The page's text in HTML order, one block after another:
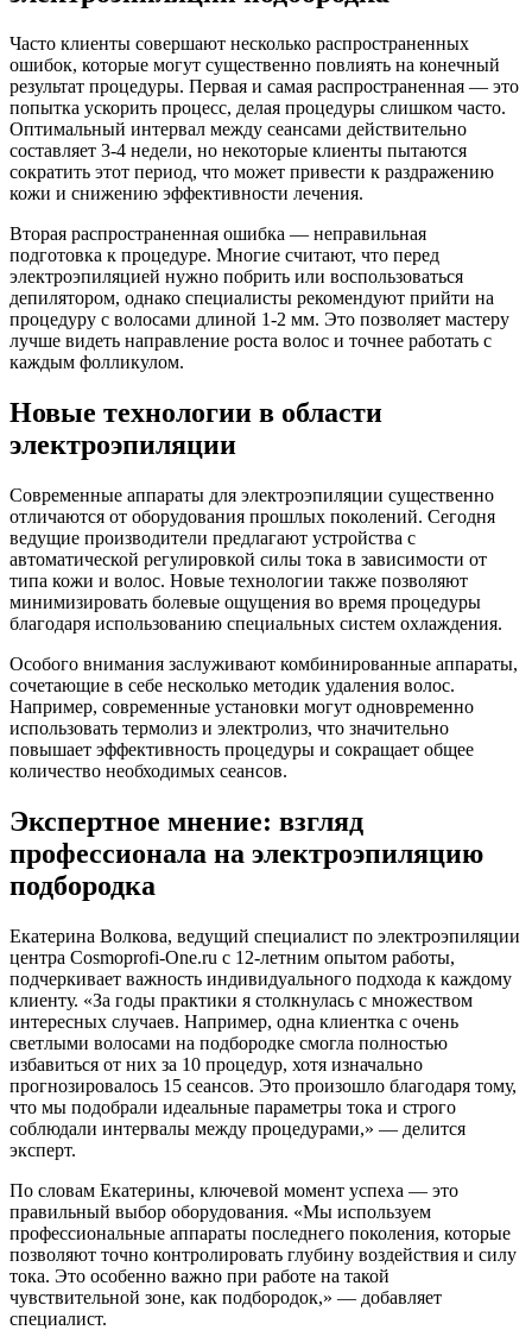
Часто клиенты совершают несколько распространенных
ошибок, которые могут существенно повлиять на конечный
результат процедуры. Первая и самая распространенная — это
попытка ускорить процесс, делая процедуры слишком часто.
Оптимальный интервал между сеансами действительно
составляет 3-4 недели, но некоторые клиенты пытаются
сократить этот период, что может привести к раздражению
кожи и снижению эффективности лечения.
Вторая распространенная ошибка — неправильная
подготовка к процедуре. Многие считают, что перед
электроэпиляцией нужно побрить или воспользоваться
депилятором, однако специалисты рекомендуют прийти на
процедуру с волосами длиной 1-2 мм. Это позволяет мастеру
лучше видеть направление роста волос и точнее работать с
каждым фолликулом.
Новые технологии в области
электроэпиляции
Современные аппараты для электроэпиляции существенно
отличаются от оборудования прошлых поколений. Сегодня
ведущие производители предлагают устройства с
автоматической регулировкой силы тока в зависимости от
типа кожи и волос. Новые технологии также позволяют
минимизировать болевые ощущения во время процедуры
благодаря использованию специальных систем охлаждения.
Особого внимания заслуживают комбинированные аппараты,
сочетающие в себе несколько методик удаления волос.
Например, современные установки могут одновременно
использовать термолиз и электролиз, что значительно
повышает эффективность процедуры и сокращает общее
количество необходимых сеансов.
Экспертное мнение: взгляд
профессионала на электроэпиляцию
подбородка
Екатерина Волкова, ведущий специалист по электроэпиляции
центра Cosmoprofi-One.ru с 12-летним опытом работы,
подчеркивает важность индивидуального подхода к каждому
клиенту. «За годы практики я столкнулась с множеством
интересных случаев. Например, одна клиентка с очень
светлыми волосами на подбородке смогла полностью
избавиться от них за 10 процедур, хотя изначально
прогнозировалось 15 сеансов. Это произошло благодаря тому,
что мы подобрали идеальные параметры тока и строго
соблюдали интервалы между процедурами,» — делится
эксперт.
По словам Екатерины, ключевой момент успеха — это
правильный выбор оборудования. «Мы используем
профессиональные аппараты последнего поколения, которые
позволяют точно контролировать глубину воздействия и силу
тока. Это особенно важно при работе на такой
чувствительной зоне, как подбородок,» — добавляет
специалист.